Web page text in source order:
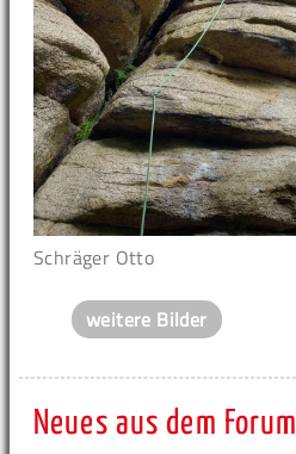
Schräger Otto
weitere Bilder
Neues aus dem Forum